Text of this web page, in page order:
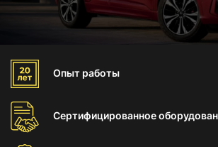
Опыт работы
Сертифицированное